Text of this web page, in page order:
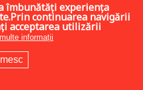
LEI
îmbunătăți experiența
continuarea navigării
acceptarea utilizării
informații